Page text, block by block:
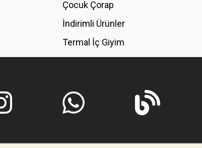
Çocuk Çorap
İndirimli Ürünler
Termal İç Giyim